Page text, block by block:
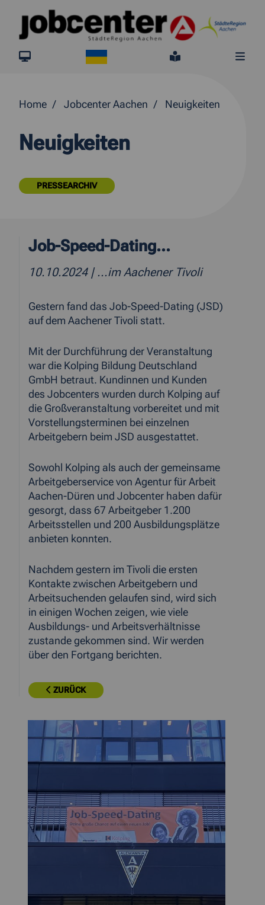
Springe direkt zum Inhalt
jobcenter.digital
Leichte
Home Jobcenter Aachen Neuigkeiten
Neuigkeiten
PRESSEARCHIV
Job-Speed-Dating...
10.10.2024 | ...im Aachener Tivoli
Gestern fand das Job-Speed-Dating (JSD)
auf dem Aachener Tivoli statt.
Mit der Durchführung der Veranstaltung
war die Kolping Bildung Deutschland
GmbH betraut. Kundinnen und Kunden
des Jobcenters wurden durch Kolping auf
die Großveranstaltung vorbereitet und mit
Vorstellungsterminen bei einzelnen
Arbeitgebern beim JSD ausgestattet.
Sowohl Kolping als auch der gemeinsame
Arbeitgeberservice von Agentur für Arbeit
Aachen-Düren und Jobcenter haben dafür
gesorgt, dass 67 Arbeitgeber 1.200
Arbeitsstellen und 200 Ausbildungsplätze
anbieten konnten.
Nachdem gestern im Tivoli die ersten
Kontakte zwischen Arbeitgebern und
Arbeitsuchenden gelaufen sind, wird sich
in einigen Wochen zeigen, wie viele
Ausbildungs- und Arbeitsverhältnisse
zustande gekommen sind. Wir werden
über den Fortgang berichten.
ZURÜCK